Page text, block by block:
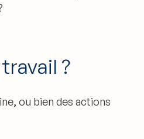
?
ou bien des actions